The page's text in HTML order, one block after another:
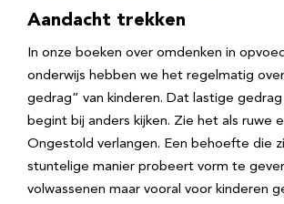
Aandacht trekken
In onze boeken over omdenken in
onderwijs hebben we het regelmatig
gedrag” van kinderen. Dat lastige
begint bij anders kijken. Zie het als ruwe
Ongestold verlangen. Een behoefte die
stuntelige manier probeert vorm te
volwassenen maar vooral voor kinderen